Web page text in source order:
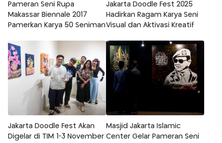
Pameran Seni Rupa
Makassar Biennale 2017
Pamerkan Karya 50 Seniman
Jakarta Doodle Fest 2025
Hadirkan Ragam Karya Seni
Visual dan Aktivasi Kreatif
Jakarta Doodle Fest Akan
Digelar di TIM 1-3 November
Masjid Jakarta Islamic
Center Gelar Pameran Seni